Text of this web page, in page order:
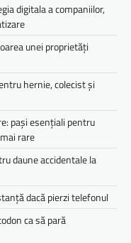
digitala a companiilor,
unei proprietăți
hernie, colecist și
pași esențiali pentru
rare
daune accidentale la
dacă pierzi telefonul
ca să pară